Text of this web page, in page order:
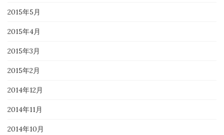
2015年5月
2015年4月
2015年3月
2015年2月
2014年12月
2014年11月
2014年10月